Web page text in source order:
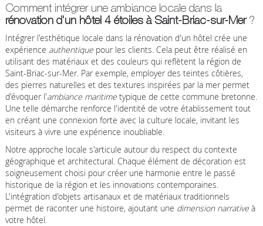
Comment intégrer une ambiance locale dans la
rénovation d'un hôtel 4 étoiles à Saint-Briac-sur-Mer?
Intégrer l'esthétique locale dans la rénovation d'un hôtel crée une
expérience authentiquepour les clients. Cela peut être réalisé en
utilisant des matériaux et des couleurs qui reflètent la région de
Saint-Briac-sur-Mer. Par exemple, employer des teintes côtières,
des pierres naturelles et des textures inspirées par la mer permet
d'évoquer l'ambiance maritimetypique de cette commune bretonne.
Une telle démarche renforce l'identité de votre établissement tout
en créant une connexion forte avec la culture locale, invitant les
visiteurs à vivre une expérience inoubliable.
Notre approche locale s'articule autour du respect du contexte
géographique et architectural. Chaque élément de décoration est
soigneusement choisi pour créer une harmonie entre le passé
historique de la région et les innovations contemporaines.
L'intégration d'objets artisanaux et de matériaux traditionnels
permet de raconter une histoire, ajoutant une dimension narrativeà
votre hôtel.